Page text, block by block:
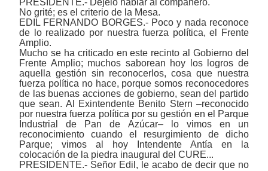
No grité; es el criterio de la Mesa.
EDIL FERNANDO BORGES.- Poco y nada reconoce
de lo realizado por nuestra fuerza política, el Frente
Amplio.
Mucho se ha criticado en este recinto al Gobierno del
Frente Amplio; muchos saborean hoy los logros de
aquella gestión sin reconocerlos, cosa que nuestra
fuerza política no hace, porque somos reconocedores
de las buenas acciones de gobierno, sean del partido
que sean. Al Exintendente Benito Stern ‒reconocido
por nuestra fuerza política por su gestión en el Parque
Industrial de Pan de Azúcar‒ lo vimos en un
reconocimiento cuando el resurgimiento de dicho
Parque; vimos al hoy Intendente Antía en la
colocación de la piedra inaugural del CURE...
PRESIDENTE.- Señor Edil, le acabo de decir que no